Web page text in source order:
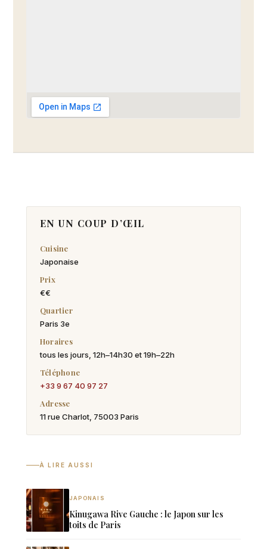
EN UN COUP D’ŒIL
Cuisine
Japonaise
Prix
€€
Quartier
Paris 3e
Horaires
tous les jours, 12h–14h30 et 19h–22h
Téléphone
+33 9 67 40 97 27
Adresse
11 rue Charlot, 75003 Paris
À LIRE AUSSI
JAPONAIS
Kinugawa Rive Gauche : le Japon sur les
toits de Paris